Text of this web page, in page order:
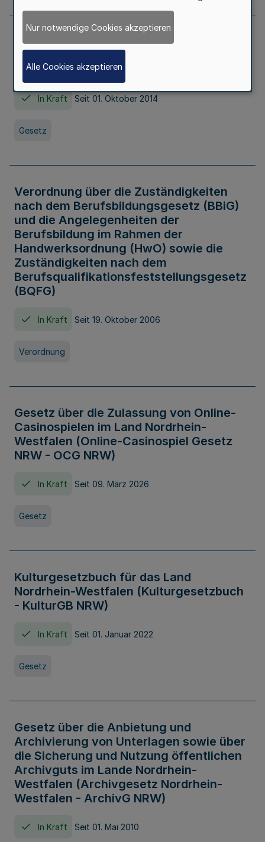
Gesetz über die Hochschulen des Landes
Nordrhein-Westfalen (Hochschulgesetz -
HG)
In Kraft Seit 01. Oktober 2014
Gesetz
Verordnung über die Zuständigkeiten
nach dem Berufsbildungsgesetz (BBiG)
und die Angelegenheiten der
Berufsbildung im Rahmen der
Handwerksordnung (HwO) sowie die
Zuständigkeiten nach dem
Berufsqualifikationsfeststellungsgesetz
(BQFG)
In Kraft Seit 19. Oktober 2006
Verordnung
Gesetz über die Zulassung von Online-
Casinospielen im Land Nordrhein-
Westfalen (Online-Casinospiel Gesetz
NRW - OCG NRW)
In Kraft Seit 09. März 2026
Gesetz
Kulturgesetzbuch für das Land
Nordrhein-Westfalen (Kulturgesetzbuch
- KulturGB NRW)
In Kraft Seit 01. Januar 2022
Gesetz
Gesetz über die Anbietung und
Archivierung von Unterlagen sowie über
die Sicherung und Nutzung öffentlichen
Archivguts im Lande Nordrhein-
Westfalen (Archivgesetz Nordrhein-
Westfalen - ArchivG NRW)
In Kraft Seit 01. Mai 2010
Nur notwendige Cookies akzeptieren
Alle Cookies akzeptieren